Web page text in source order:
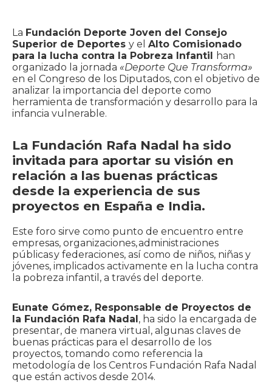
La Fundación Deporte Joven del Consejo
Superior de Deportes y el Alto Comisionado
para la lucha contra la Pobreza Infantil han
organizado la jornada «Deporte Que Transforma»
en el Congreso de los Diputados, con el objetivo de
analizar la importancia del deporte como
herramienta de transformación y desarrollo para la
infancia vulnerable.
La Fundación Rafa Nadal ha sido
invitada para aportar su visión en
relación a las buenas prácticas
desde la experiencia de sus
proyectos en España e India.
Este foro sirve como punto de encuentro entre
empresas, organizaciones, administraciones
públicas y federaciones, así como de niños, niñas y
jóvenes, implicados activamente en la lucha contra
la pobreza infantil, a través del deporte.
Eunate Gómez, Responsable de Proyectos de
la Fundación Rafa Nadal, ha sido la encargada de
presentar, de manera virtual, algunas claves de
buenas prácticas para el desarrollo de los
proyectos, tomando como referencia la
metodología de los Centros Fundación Rafa Nadal
que están activos desde 2014.